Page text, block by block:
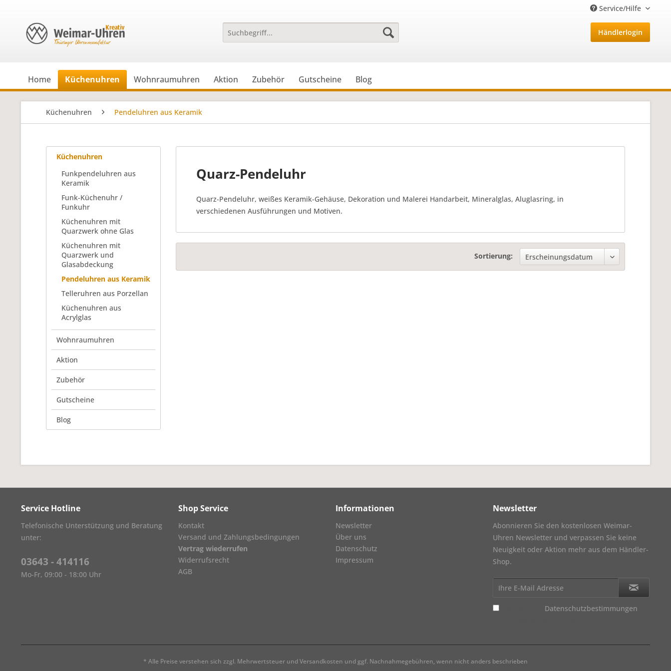
Service/Hilfe
Händlerlogin
Home Küchenuhren Wohnraumuhren Aktion Zubehör Gutscheine Blog
Küchenuhren Pendeluhren aus Keramik
Küchenuhren
Funkpendeluhren aus
Keramik
Funk-Küchenuhr /
Funkuhr
Küchenuhren mit
Quarzwerk ohne Glas
Küchenuhren mit
Quarzwerk und
Glasabdeckung
Pendeluhren aus Keramik
Telleruhren aus Porzellan
Küchenuhren aus
Acrylglas
Wohnraumuhren
Aktion
Zubehör
Gutscheine
Blog
Quarz-Pendeluhr
Quarz-Pendeluhr, weißes Keramik-Gehäuse, Dekoration und Malerei Handarbeit, Mineralglas, Aluglasring, in
verschiedenen Ausführungen und Motiven.
Sortierung:
Service Hotline
Telefonische Unterstützung und Beratung
unter:
03643 - 414116
Mo-Fr, 09:00 - 18:00 Uhr
Shop Service
Kontakt
Versand und Zahlungsbedingungen
Vertrag wiederrufen
Widerrufsrecht
AGB
Informationen
Newsletter
Über uns
Datenschutz
Impressum
Newsletter
Abonnieren Sie den kostenlosen Weimar-
Uhren Newsletter und verpassen Sie keine
Neuigkeit oder Aktion mehr aus dem Händler-
Shop.
Datenschutzbestimmungen
* Alle Preise verstehen sich zzgl. Mehrwertsteuer undVersandkosten und ggf. Nachnahmegebühren, wenn nicht anders beschrieben